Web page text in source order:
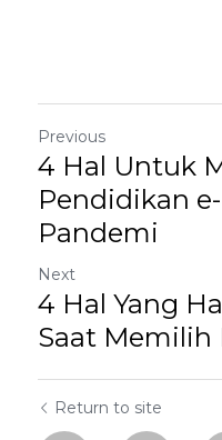
Previous
4 Hal Untuk
Pendidikan
Pandemi
Next
4 Hal Yang
Saat Memilih
Return to site